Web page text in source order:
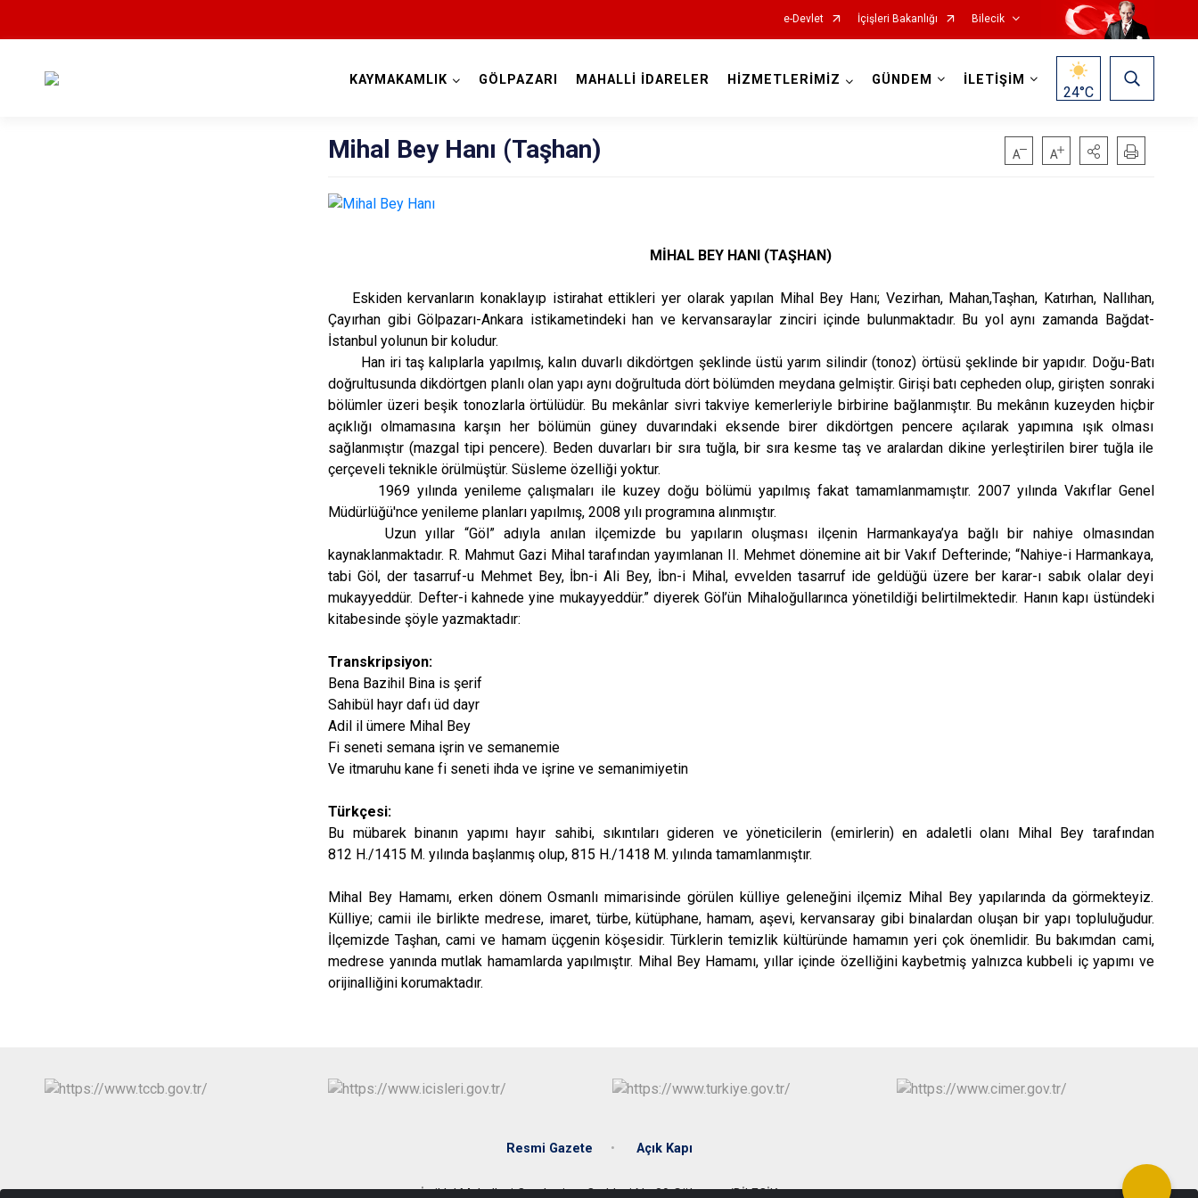
e-Devlet İçişleri Bakanlığı Bilecik
Gölpazarı
Osmaneli
Pazaryeri
Söğüt
Yenipazar
KAYMAKAMLIK GÖLPAZARI MAHALLİ İDARELER HİZMETLERİMİZ GÜNDEM İLETİŞİM
24°C
Mihal Bey Hanı (Taşhan)
MİHAL BEY HANI (TAŞHAN)
Eskiden kervanların konaklayıp istirahat ettikleri yer olarak yapılan Mihal Bey Hanı; Vezirhan, Mahan,Taşhan, Katırhan, Nallıhan,
Çayırhan gibi Gölpazarı-Ankara istikametindeki han ve kervansaraylar zinciri içinde bulunmaktadır. Bu yol aynı zamanda Bağdat-
İstanbul yolunun bir koludur.
Han iri taş kalıplarla yapılmış, kalın duvarlı dikdörtgen şeklinde üstü yarım silindir (tonoz) örtüsü şeklinde bir yapıdır. Doğu-Batı
doğrultusunda dikdörtgen planlı olan yapı aynı doğrultuda dört bölümden meydana gelmiştir. Girişi batı cepheden olup, girişten sonraki
bölümler üzeri beşik tonozlarla örtülüdür. Bu mekânlar sivri takviye kemerleriyle birbirine bağlanmıştır. Bu mekânın kuzeyden hiçbir
açıklığı olmamasına karşın her bölümün güney duvarındaki eksende birer dikdörtgen pencere açılarak yapımına ışık olması
sağlanmıştır (mazgal tipi pencere). Beden duvarları bir sıra tuğla, bir sıra kesme taş ve aralardan dikine yerleştirilen birer tuğla ile
çerçeveli teknikle örülmüştür. Süsleme özelliği yoktur.
1969 yılında yenileme çalışmaları ile kuzey doğu bölümü yapılmış fakat tamamlanmamıştır. 2007 yılında Vakıflar Genel
Müdürlüğü'nce yenileme planları yapılmış, 2008 yılı programına alınmıştır.
Uzun yıllar “Göl” adıyla anılan ilçemizde bu yapıların oluşması ilçenin Harmankaya’ya bağlı bir nahiye olmasından
kaynaklanmaktadır. R. Mahmut Gazi Mihal tarafından yayımlanan II. Mehmet dönemine ait bir Vakıf Defterinde; “Nahiye-i Harmankaya,
tabi Göl, der tasarruf-u Mehmet Bey, İbn-i Ali Bey, İbn-i Mihal, evvelden tasarruf ide geldüğü üzere ber karar-ı sabık olalar deyi
mukayyeddür. Defter-i kahnede yine mukayyeddür.” diyerek Göl’ün Mihaloğullarınca yönetildiği belirtilmektedir. Hanın kapı üstündeki
kitabesinde şöyle yazmaktadır:
Transkripsiyon:
Bena Bazihil Bina is şerif
Sahibül hayr dafı üd dayr
Adil il ümere Mihal Bey
Fi seneti semana işrin ve semanemie
Ve itmaruhu kane fi seneti ihda ve işrine ve semanimiyetin
Türkçesi:
Bu mübarek binanın yapımı hayır sahibi, sıkıntıları gideren ve yöneticilerin (emirlerin) en adaletli olanı Mihal Bey tarafından
812 H./1415 M. yılında başlanmış olup, 815 H./1418 M. yılında tamamlanmıştır.
Mihal Bey Hamamı, erken dönem Osmanlı mimarisinde görülen külliye geleneğini ilçemiz Mihal Bey yapılarında da görmekteyiz.
Külliye; camii ile birlikte medrese, imaret, türbe, kütüphane, hamam, aşevi, kervansaray gibi binalardan oluşan bir yapı topluluğudur.
İlçemizde Taşhan, cami ve hamam üçgenin köşesidir. Türklerin temizlik kültüründe hamamın yeri çok önemlidir. Bu bakımdan cami,
medrese yanında mutlak hamamlarda yapılmıştır. Mihal Bey Hamamı, yıllar içinde özelliğini kaybetmiş yalnızca kubbeli iç yapımı ve
orijinalliğini korumaktadır.
Resmi Gazete Açık Kapı
İstiklal Mahallesi Cumhuriyet Caddesi No:89 Gölpazarı/BİLECİK